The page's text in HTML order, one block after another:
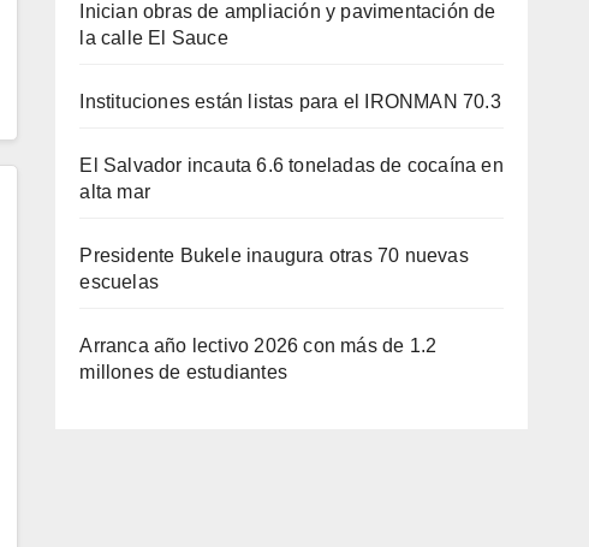
Inician obras de ampliación y pavimentación de
la calle El Sauce
Instituciones están listas para el IRONMAN 70.3
El Salvador incauta 6.6 toneladas de cocaína en
alta mar
Presidente Bukele inaugura otras 70 nuevas
escuelas
Arranca año lectivo 2026 con más de 1.2
millones de estudiantes